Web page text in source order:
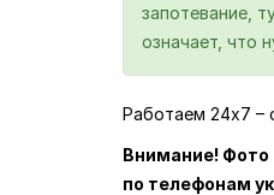
запотевание,
означает, что
Работаем 24х7 –
Внимание! Фото
по телефонам